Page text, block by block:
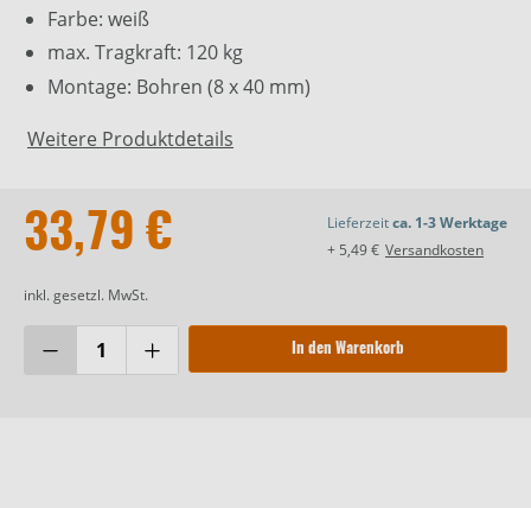
Farbe: weiß
max. Tragkraft: 120 kg
Montage: Bohren (8 x 40 mm)
Weitere Produktdetails
33,79 €
inkl. gesetzl. MwSt.
Lieferzeitca. 1-3 Werktage
+ 5,49 € Versandkosten
In den Warenkorb